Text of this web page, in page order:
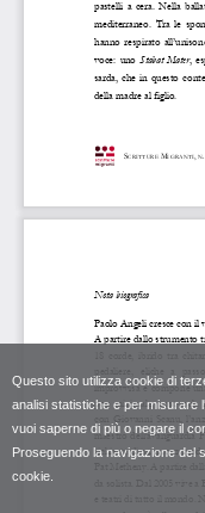
Questo sito utilizza cookie di
analisi statistiche e per misurare
vuoi saperne di più o negare il
Proseguendo la navigazione del
cookie.